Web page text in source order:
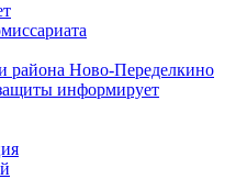
района Ново-Переделкино
информирует